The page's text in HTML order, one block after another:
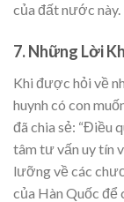
của đất nước này.
7. Những Lời
Khi được hỏi về
huynh có con
đã chia sẻ: “Điều
tâm tư vấn uy tín
lưỡng về các
của Hàn Quốc để